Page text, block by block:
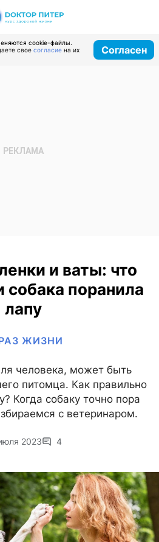
cookie-файлы.
свое согласие на их
Согласен
и ваты: что
собака поранила
лапу
ЖИЗНИ
человека, может быть
питомца. Как правильно
Когда собаку точно пора
с ветеринаром.
2023 4